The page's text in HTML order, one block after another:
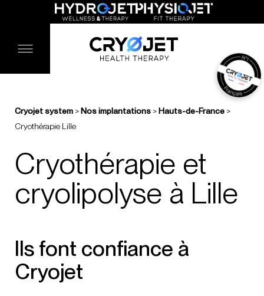
Cryojet system >Nos implantations >Hauts-de-France >
Cryothérapie Lille
Cryothérapie et
cryolipolyse à Lille
Ils font confiance à
Cryojet